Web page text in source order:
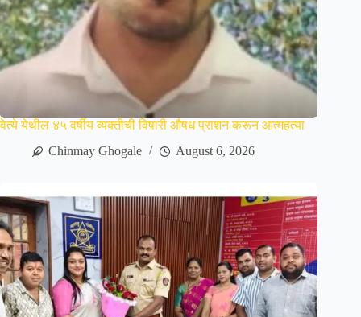
वेत्ये येथील ४५ वर्षीय व्यक्तीची विषारी औषध प्राशन करून आत्महत्या
Chinmay Ghogale
August 6, 2026